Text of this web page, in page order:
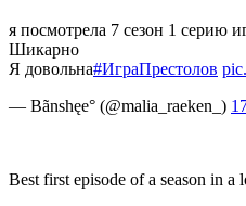
я посмотрела 7 сезон 1 серию
Шикарно
Я довольна#ИграПрестолов
— Bãnshęe° (@malia_raeken_)
Best first episode of a season in a